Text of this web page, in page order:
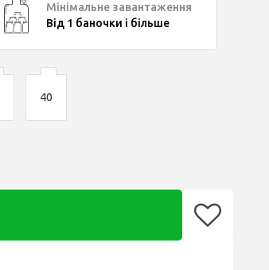
Мінімальне завантаження
Від 1 баночки і більше
40